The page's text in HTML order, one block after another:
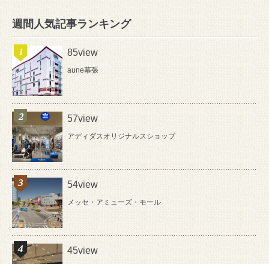
週間人気記事ランキング
85view
aune幕張
57view
アディダスオリジナルスショップ
54view
メッセ・アミューズ・モール
45view